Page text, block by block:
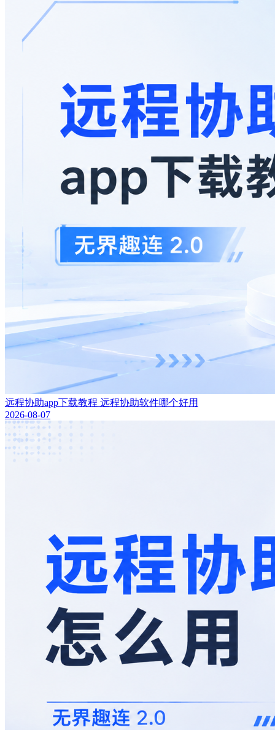
远程协助app下载教程 远程协助软件哪个好用
2026-08-07